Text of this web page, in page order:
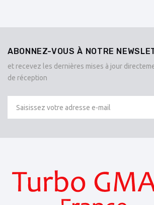
ABONNEZ-VOUS À NOTRE
et recevez les dernières mises à jour
de réception